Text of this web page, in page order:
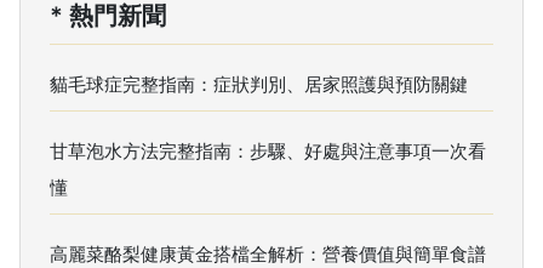
* 熱門新聞
貓毛球症完整指南：症狀判別、居家照護與預防關鍵
甘草泡水方法完整指南：步驟、好處與注意事項一次看
懂
高麗菜酪梨健康黃金搭檔全解析：營養價值與簡單食譜